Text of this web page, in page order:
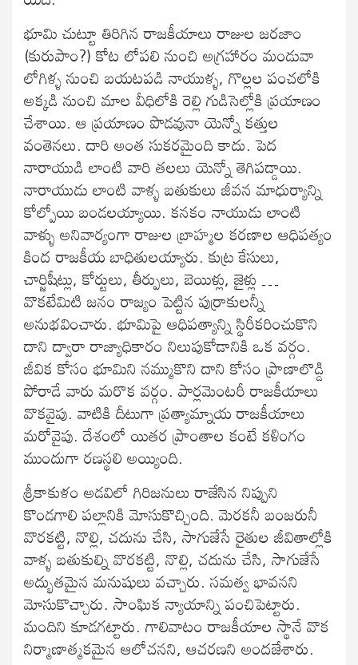
భూమి చుట్టూ తిరిగిన రాజకీయాలు రాజుల జరజాం
(కురుపాం?) కోట లోపలి నుంచి అగ్రహారం మండువా
లోగిళ్ళ నుంచి బయటపడి నాయుళ్ళ, గొల్లల పంచలోకి
అక్కడి నుంచి మాల వీధిలోకి రెల్లి గుడిసెల్లోకి ప్రయాణం
చేశాయి. ఆ ప్రయాణం పొడవునా యెన్నో కత్తుల
వంతెనలు. దారి అంత సుకరమైంది కాదు. పెద
నారాయుడి లాంటి వారి తలలు యెన్నో తెగిపడ్డాయి.
నారాయుడు లాంటి వాళ్ళ బతుకులు జీవన మాధుర్యాన్ని
కోల్పోయి బండలయ్యాయి. కనకం నాయుడు లాంటి
వాళ్ళు అనివార్యంగా రాజుల బ్రాహ్మల కరణాల ఆధిపత్యం
కింద రాజకీయ బాధితులయ్యారు. కుట్ర కేసులు,
చార్జిషీట్లు, కోర్టులు, తీర్పులు, బెయిళ్లు, జైళ్లు …
వొకటేమిటి జనం రాజ్యం పెట్టిన పుర్రాకులన్నీ
అనుభవించారు. భూమిపై ఆధిపత్యాన్ని స్థిరీకరించుకొని
దాని ద్వారా రాజ్యాధికారం నిలుపుకోడానికి ఒక వర్గం.
జీవిక కోసం భూమిని నమ్ముకొని దాని కోసం ప్రాణాలొడ్డి
పోరాడే వారు మరొక వర్గం. పార్లమెంటరీ రాజకీయాలు
వొకవైపు. వాటికి దీటుగా ప్రత్యామ్నాయ రాజకీయాలు
మరోవైపు. దేశంలో యితర ప్రాంతాల కంటే కళింగం
ముందుగా రణస్థలి అయ్యింది.
శ్రీకాకుళం అడవిలో గిరిజనులు రాజేసిన నిప్పుని
కొండగాలి పల్లానికి మోసుకొచ్చింది. మెరకనీ బంజరునీ
వొరకట్టి, నొల్లి, చదును చేసి, సాగుజేసే రైతుల జీవితాల్లోకి
వాళ్ళ బతుకుల్ని వొరకట్టి, నొల్లి, చదును చేసి, సాగుజేసే
అద్భుతమైన మనుషులు వచ్చారు. సమత్వ భావనని
మోసుకొచ్చారు. సాంఘిక న్యాయాన్ని పంచిపెట్టారు.
మందిని కూడగట్టారు. గాలివాటం రాజకీయాల స్థానే వొక
నిర్మాణాత్మకమైన ఆలోచనని, ఆచరణని అందజేశారు.